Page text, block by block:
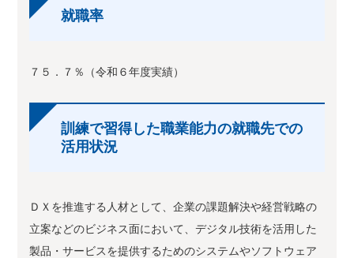
就職率
７５．７％（令和６年度実績）
訓練で習得した職業能力の就職先での
活用状況
ＤＸを推進する人材として、企業の課題解決や経営戦略の
立案などのビジネス面において、デジタル技術を活用した
製品・サービスを提供するためのシステムやソフトウェア